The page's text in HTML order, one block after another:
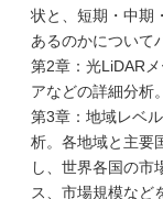
状と、短期・中期
あるのかについて
第2章：光LiDAR
アなどの詳細分析。
第3章：地域レベ
析。各地域と主要
し、世界各国の市
ス、市場規模など